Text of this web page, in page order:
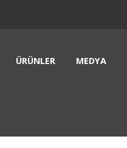
ÜRÜNLER MEDYA